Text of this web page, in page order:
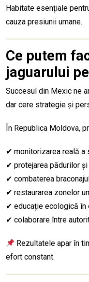
Habitate esențiale
cauza presiunii umane.
Ce putem
jaguarului
Succesul din Mexic ne
dar cere strategie și
În Republica Moldova,
✔ monitorizarea reală a
✔ protejarea pădurilor
✔ combaterea
✔ restaurarea zonelor
✔ educație ecologică în
✔ colaborare între
Rezultatele apar în
efort constant.